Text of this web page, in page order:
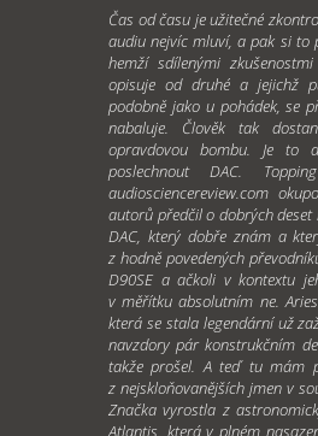
Čas od času je užitečné
audiu nejvíc mluví, a pak si to
hemží sdílenými
opisuje od druhé a jejichž
podobně jako u pohádek, se
nabaluje. Člověk tak
opravdovou bombu. Je
poslechnout DAC.
audiosciencereview.com
autorů předčil o dobrých
DAC, který dobře znám a
z hodně povedených
D90SE a ačkoli v kontextu
v měřítku absolutním ne.
která se stala legendární už
navzdory pár konstrukčním
takže prošel. A teď tu mám
z nejskloňovanějších jmen v
Značka vyrostla z
Atlantis, která v plném